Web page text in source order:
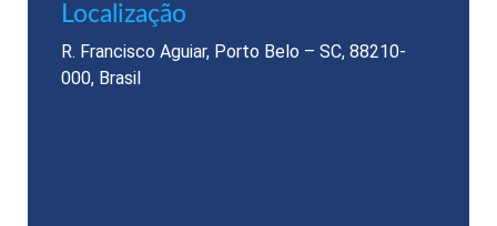
Localização​
R. Francisco Aguiar, Porto Belo – SC, 88210-
000, Brasil